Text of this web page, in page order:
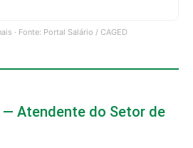
· Fonte: Portal Salário / CAGED
— Atendente do Setor de